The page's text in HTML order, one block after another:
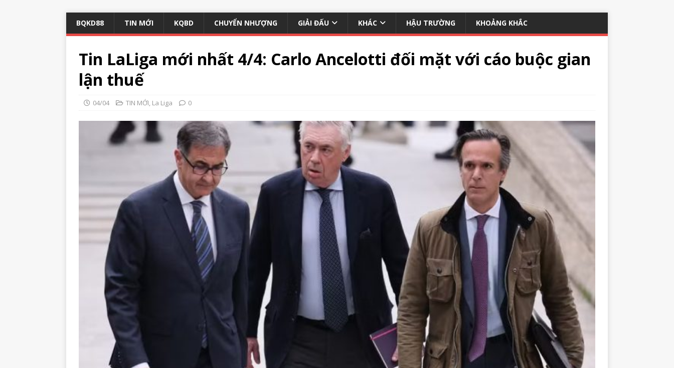
BQKD88 TIN MỚI KQBD CHUYỂN NHƯỢNG GIẢI ĐẤU KHÁC HẬU TRƯỜNG KHOẢNG KHẮC
Tin LaLiga mới nhất 4/4: Carlo Ancelotti đối mặt với cáo buộc gian
lận thuế
04/04 TIN MỚI, La Liga 0